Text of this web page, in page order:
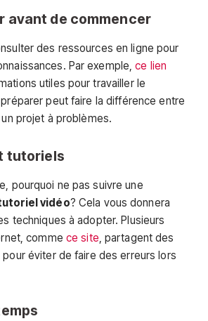
avant de commencer
des ressources en ligne pour
Par exemple,ce lien
utiles pour travailler le
peut faire la différence entre
projet à problèmes.
tutoriels
pourquoi ne pas suivre une
vidéo? Cela vous donnera
techniques à adopter. Plusieurs
comme ce site, partagent des
pour éviter de faire des erreurs lors